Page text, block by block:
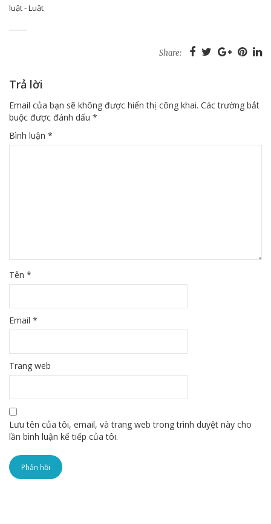
luật - Luật
Share:
Trả lời
Email của bạn sẽ không được hiển thị công khai. Các trường bắt
buộc được đánh dấu *
Bình luận *
Tên *
Email *
Trang web
Lưu tên của tôi, email, và trang web trong trình duyệt này cho
lần bình luận kế tiếp của tôi.